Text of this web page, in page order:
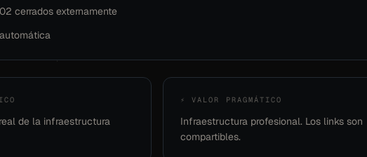
cerrados externamente
de la infraestructura
⚡ VALOR PRAGMÁTICO
Infraestructura profesional. Los links son
compartibles.